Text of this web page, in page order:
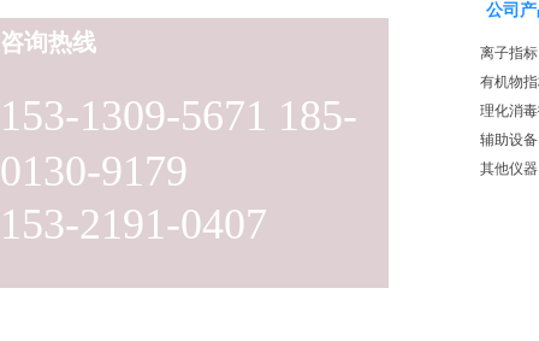
153-1309-5671 185-
0130-9179
153-2191-0407
咨询热线
公司
离子指标
有机物
理化消
辅助设备
其他仪器